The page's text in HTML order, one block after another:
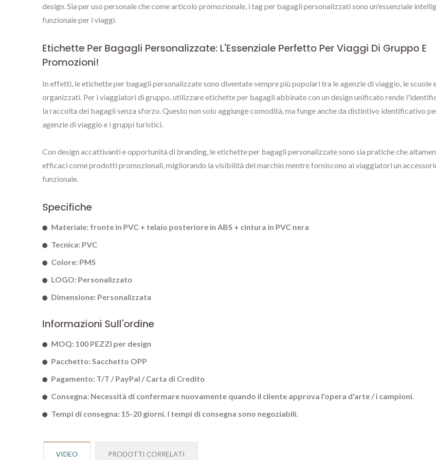
design. Sia per uso personale che come articolo promozionale, i tag per bagagli personalizzati sono un'essenziale
funzionale per i viaggi.
Etichette Per Bagagli Personalizzate: L'Essenziale Perfetto Per Viaggi Di Gruppo E
Promozioni!
In effetti, le etichette per bagagli personalizzate sono diventate sempre più popolari tra le agenzie di viaggio, le scuole
organizzati. Per i viaggiatori di gruppo, utilizzare etichette per bagagli abbinate con un design unificato rende
la raccolta dei bagagli senza sforzo. Questo non solo aggiunge comodità, ma funge anche da distintivo identificativo
agenzie di viaggio e i gruppi turistici.
Con design accattivanti e opportunità di branding, le etichette per bagagli personalizzate sono sia pratiche che
efficaci come prodotti promozionali, migliorando la visibilità del marchio mentre forniscono ai viaggiatori un
funzionale.
Specifiche
Materiale: fronte in PVC + telaio posteriore in ABS + cintura in PVC nera
Tecnica: PVC
Colore: PMS
LOGO: Personalizzato
Dimensione: Personalizzata
Informazioni Sull'ordine
MOQ: 100 PEZZI per design
Pacchetto: Sacchetto OPP
Pagamento: T/T / PayPal / Carta di Credito
Consegna: Necessità di confermare nuovamente quando il cliente approva l'opera d'arte / i campioni.
Tempi di consegna: 15-20 giorni. I tempi di consegna sono negoziabili.
VIDEO PRODOTTI CORRELATI